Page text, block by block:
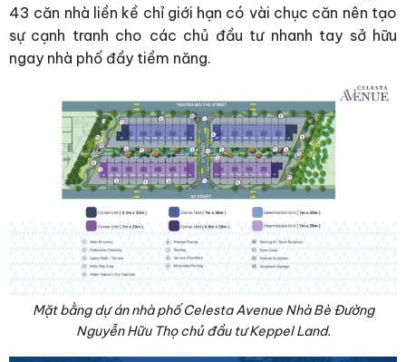
43 căn nhà liền kề chỉ giới hạn có vài chục căn nên tạo
sự cạnh tranh cho các chủ đầu tư nhanh tay sở hữu
ngay nhà phố đầy tiềm năng.
Mặt bằng dự án nhà phố Celesta Avenue Nhà Bè Đường
Nguyễn Hữu Thọ chủ đầu tư Keppel Land.